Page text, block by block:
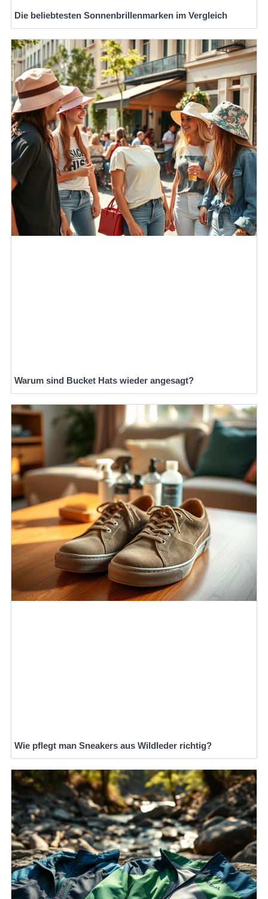
Die beliebtesten Sonnenbrillenmarken im Vergleich
Warum sind Bucket Hats wieder angesagt?
Wie pflegt man Sneakers aus Wildleder richtig?